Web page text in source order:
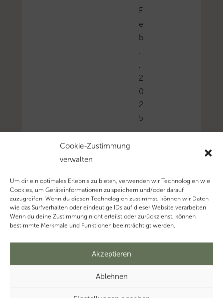
Cookie-Zustimmung
verwalten
Um dir ein optimales Erlebnis zu bieten, verwenden wir Technologien wie
Cookies, um Geräteinformationen zu speichern und/oder darauf
zuzugreifen. Wenn du diesen Technologien zustimmst, können wir Daten
wie das Surfverhalten oder eindeutige IDs auf dieser Website verarbeiten.
Wenn du deine Zustimmung nicht erteilst oder zurückziehst, können
bestimmte Merkmale und Funktionen beeinträchtigt werden.
Akzeptieren
Ablehnen
F
e
b
.
,
2
0
2
5
Finanzierung
eines
vermieteten
Grundstücks
aufgenommenes
unter
einer